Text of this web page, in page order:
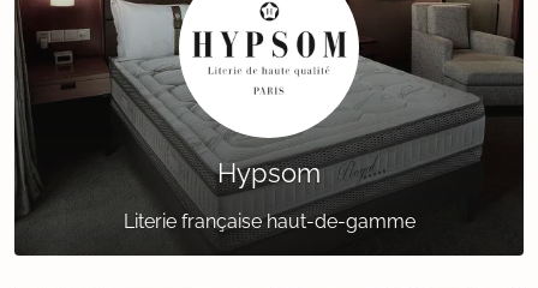
Hypsom
Literie française haut-de-gamme